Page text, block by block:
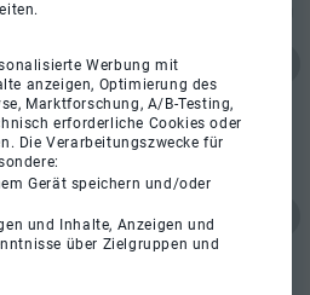
Werbung mit
anzeigen, Optimierung des
Marktforschung, A/B-Testing,
erforderliche Cookies oder
Die Verarbeitungszwecke für
Gerät speichern und/oder
und Inhalte, Anzeigen und
über Zielgruppen und